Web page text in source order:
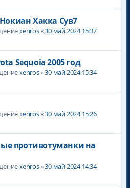
Нокиан Хакка Сув7
xenros«30 май 2024 15:37
Sequoia 2005 год
xenros«30 май 2024 15:34
xenros«30 май 2024 15:26
противотуманки на
xenros«30 май 2024 14:34